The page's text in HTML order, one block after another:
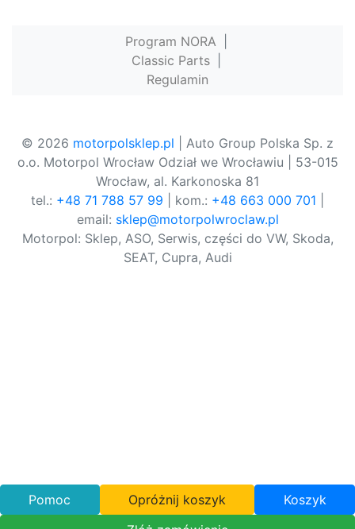
Program NORA
Classic Parts
Regulamin
© 2026 motorpolsklep.pl | Auto Group Polska Sp. z
o.o. Motorpol Wrocław Odział we Wrocławiu | 53-015
Wrocław, al. Karkonoska 81
tel.: +48 71 788 57 99 | kom.: +48 663 000 701
email: sklep@motorpolwroclaw.pl
Motorpol: Sklep, ASO, Serwis, części do VW, Skoda,
SEAT, Cupra, Audi
Pomoc Opróżnij koszyk
Koszyk